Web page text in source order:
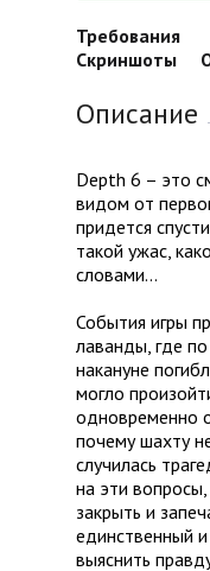
Требования
Скриншоты
Описание
Depth 6 – это
видом от
придется
такой ужас,
словами…
События игры
лаванды, где
накануне
могло
одновременно
почему шахту
случилась
на эти
закрыть и
единственный
выяснить